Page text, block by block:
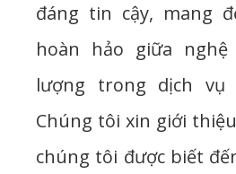
đáng tin cậy, mang
hoàn hảo giữa
lượng trong dịch vụ
Chúng tôi xin giới
chúng tôi được biết